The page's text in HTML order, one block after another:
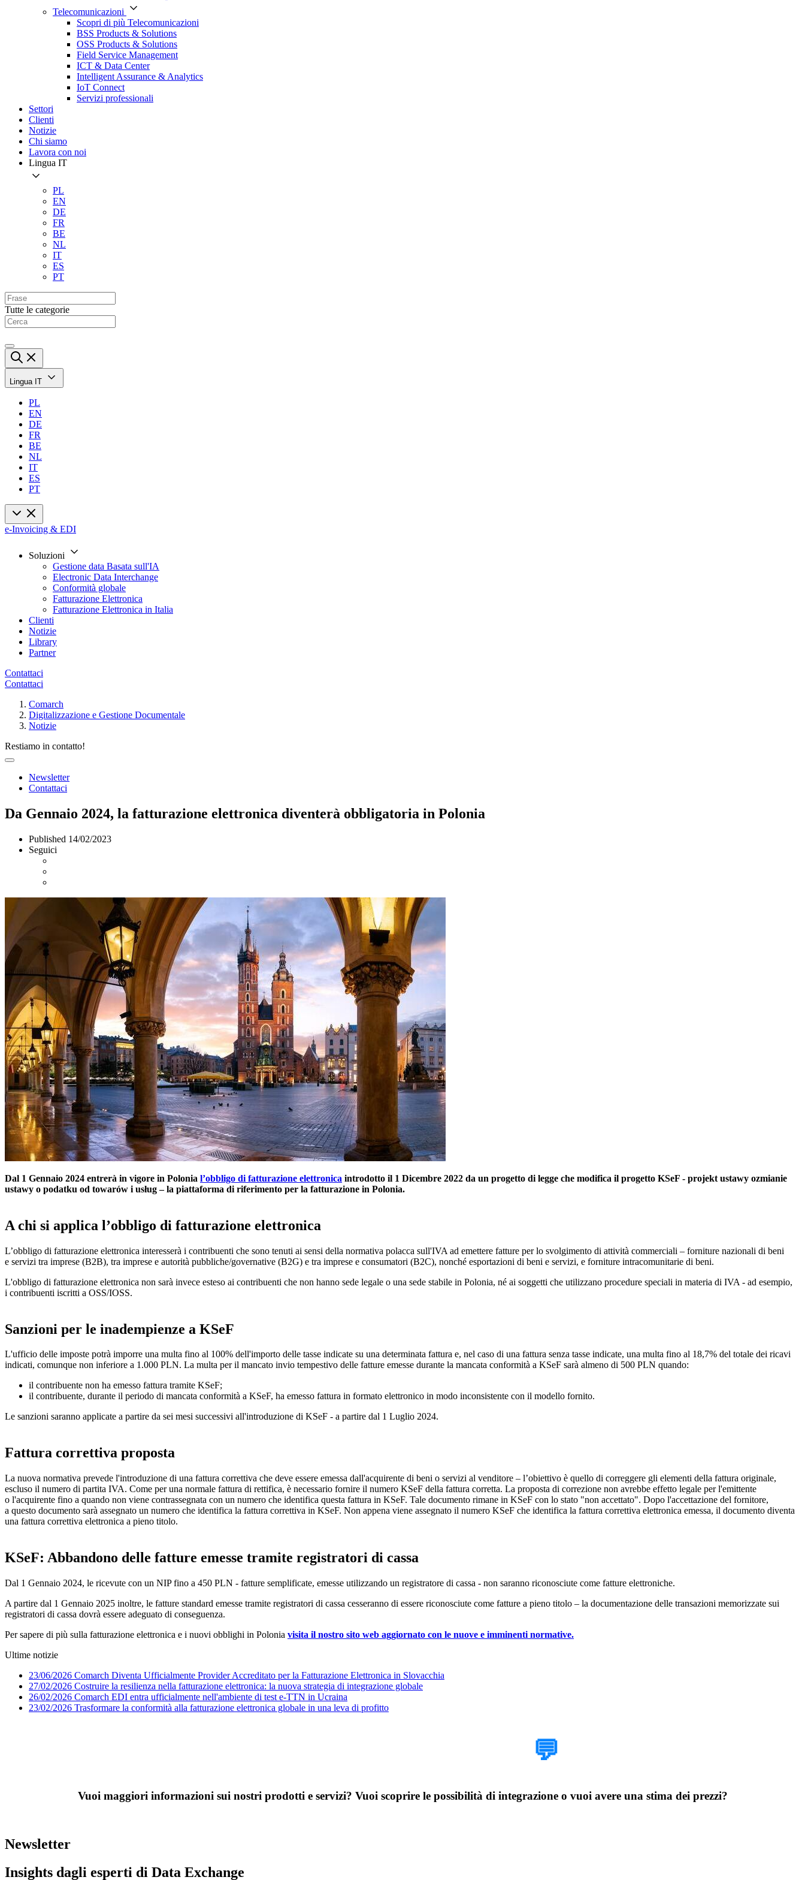
Telecomunicazioni
Scopri di più Telecomunicazioni
BSS Products & Solutions
OSS Products & Solutions
Field Service Management
ICT & Data Center
Intelligent Assurance & Analytics
IoT Connect
Servizi professionali
Settori
Clienti
Notizie
Chi siamo
Lavora con noi
Lingua IT
PL
EN
DE
FR
BE
NL
IT
ES
PT
Tutte le categorie
Lingua IT
PL
EN
DE
FR
BE
NL
IT
ES
PT
e-Invoicing & EDI
Soluzioni
Gestione data Basata sull'IA
Electronic Data Interchange
Conformità globale
Fatturazione Elettronica
Fatturazione Elettronica in Italia
Clienti
Notizie
Library
Partner
Contattaci
Contattaci
Comarch
Digitalizzazione e Gestione Documentale
Notizie
Restiamo in contatto!
Newsletter
Contattaci
Da Gennaio 2024, la fatturazione elettronica diventerà obbligatoria in Polonia
Published 14/02/2023
Seguici
Dal 1 Gennaio 2024 entrerà in vigore in Polonia l’obbligo di fatturazione elettronica introdotto il 1 Dicembre 2022 da un progetto di legge che modifica il progetto KSeF - projekt ustawy ozmianie
ustawy o podatku od towarów i usług – la piattaforma di riferimento per la fatturazione in Polonia.
A chi si applica l’obbligo di fatturazione elettronica
L’obbligo di fatturazione elettronica interesserà i contribuenti che sono tenuti ai sensi della normativa polacca sull'IVA ad emettere fatture per lo svolgimento di attività commerciali – forniture nazionali di beni
e servizi tra imprese (B2B), tra imprese e autorità pubbliche/governative (B2G) e tra imprese e consumatori (B2C), nonché esportazioni di beni e servizi, e forniture intracomunitarie di beni.
L'obbligo di fatturazione elettronica non sarà invece esteso ai contribuenti che non hanno sede legale o una sede stabile in Polonia, né ai soggetti che utilizzano procedure speciali in materia di IVA - ad esempio,
i contribuenti iscritti a OSS/IOSS.
Sanzioni per le inadempienze a KSeF
L'ufficio delle imposte potrà imporre una multa fino al 100% dell'importo delle tasse indicate su una determinata fattura e, nel caso di una fattura senza tasse indicate, una multa fino al 18,7% del totale dei ricavi
indicati, comunque non inferiore a 1.000 PLN. La multa per il mancato invio tempestivo delle fatture emesse durante la mancata conformità a KSeF sarà almeno di 500 PLN quando:
il contribuente non ha emesso fattura tramite KSeF;
il contribuente, durante il periodo di mancata conformità a KSeF, ha emesso fattura in formato elettronico in modo inconsistente con il modello fornito.
Le sanzioni saranno applicate a partire da sei mesi successivi all'introduzione di KSeF - a partire dal 1 Luglio 2024.
Fattura correttiva proposta
La nuova normativa prevede l'introduzione di una fattura correttiva che deve essere emessa dall'acquirente di beni o servizi al venditore – l’obiettivo è quello di correggere gli elementi della fattura originale,
escluso il numero di partita IVA. Come per una normale fattura di rettifica, è necessario fornire il numero KSeF della fattura corretta. La proposta di correzione non avrebbe effetto legale per l'emittente
o l'acquirente fino a quando non viene contrassegnata con un numero che identifica questa fattura in KSeF. Tale documento rimane in KSeF con lo stato "non accettato". Dopo l'accettazione del fornitore,
a questo documento sarà assegnato un numero che identifica la fattura correttiva in KSeF. Non appena viene assegnato il numero KSeF che identifica la fattura correttiva elettronica emessa, il documento diventa
una fattura correttiva elettronica a pieno titolo.
KSeF: Abbandono delle fatture emesse tramite registratori di cassa
Dal 1 Gennaio 2024, le ricevute con un NIP fino a 450 PLN - fatture semplificate, emesse utilizzando un registratore di cassa - non saranno riconosciute come fatture elettroniche.
A partire dal 1 Gennaio 2025 inoltre, le fatture standard emesse tramite registratori di cassa cesseranno di essere riconosciute come fatture a pieno titolo – la documentazione delle transazioni memorizzate sui
registratori di cassa dovrà essere adeguato di conseguenza.
Per sapere di più sulla fatturazione elettronica e i nuovi obblighi in Polonia visita il nostro sito web aggiornato con le nuove e imminenti normative.
Ultime notizie
23/06/2026 Comarch Diventa Ufficialmente Provider Accreditato per la Fatturazione Elettronica in Slovacchia
27/02/2026 Costruire la resilienza nella fatturazione elettronica: la nuova strategia di integrazione globale
26/02/2026 Comarch EDI entra ufficialmente nell'ambiente di test e-TTN in Ucraina
23/02/2026 Trasformare la conformità alla fatturazione elettronica globale in una leva di profitto
💬
Vuoi maggiori informazioni sui nostri prodotti e servizi? Vuoi scoprire le possibilità di integrazione o vuoi avere una stima dei prezzi?
Newsletter
Insights dagli esperti di Data Exchange